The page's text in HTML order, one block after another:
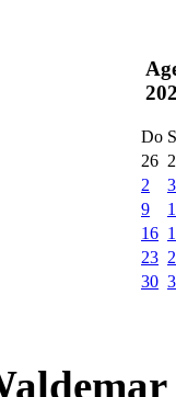
Do
26
2
3
9
16
23
30